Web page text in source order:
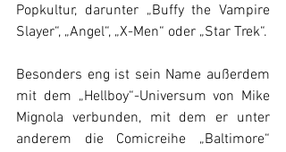
Popkultur, darunter „Buffy the Vampire
Slayer“, „Angel“, „X-Men“ oder „Star Trek“.
Besonders eng ist sein Name außerdem
mit dem „Hellboy“-Universum von Mike
Mignola verbunden, mit dem er unter
anderem die Comicreihe „Baltimore“